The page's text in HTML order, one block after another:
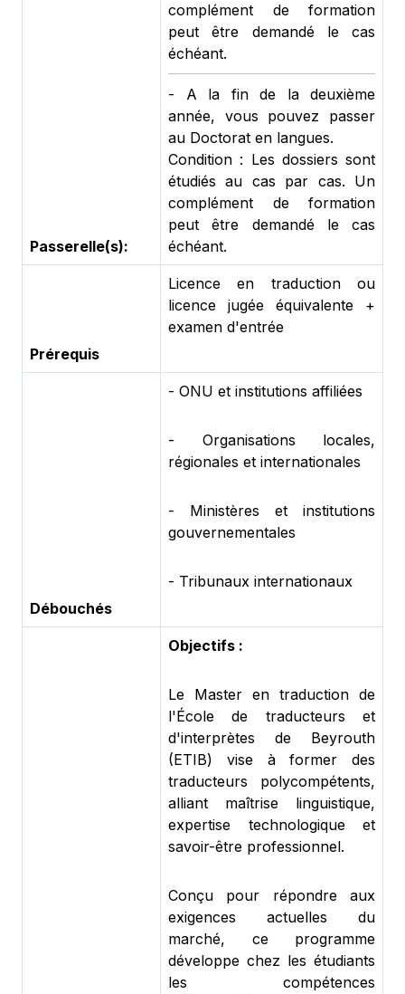
Passerelle(s):
complément de formation
peut être demandé le cas
échéant.
- A la fin de la deuxième
année, vous pouvez passer
au Doctorat en langues.
Condition : Les dossiers sont
étudiés au cas par cas. Un
complément de formation
peut être demandé le cas
échéant.
Prérequis
Licence en traduction ou
licence jugée équivalente +
examen d'entrée
Débouchés
- ONU et institutions affiliées
- Organisations locales,
régionales et internationales
- Ministères et institutions
gouvernementales
- Tribunaux internationaux
Objectifs :
Le Master en traduction de
l'École de traducteurs et
d'interprètes de Beyrouth
(ETIB) vise à former des
traducteurs polycompétents,
alliant maîtrise linguistique,
expertise technologique et
savoir-être professionnel.
Conçu pour répondre aux
exigences actuelles du
marché, ce programme
développe chez les étudiants
les compétences